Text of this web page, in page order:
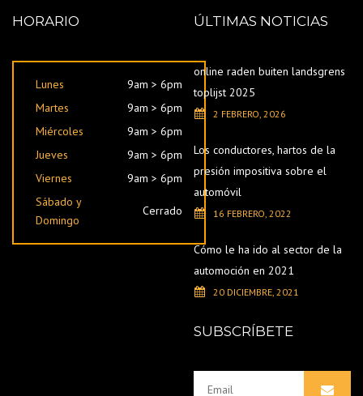
HORARIO
Lunes
9am > 6pm
Martes
9am > 6pm
Miércoles
9am > 6pm
Jueves
9am > 6pm
Viernes
9am > 6pm
Sábado y
Domingo
Cerrado
ÚLTIMAS NOTICIAS
online raden buiten landsgrens
toplijst 2025
2 FEBRERO, 2026
Los conductores, hartos de la
presión impositiva sobre el
automóvil
16 FEBRERO, 2022
Cómo le ha ido al sector de la
automoción en 2021
20 DICIEMBRE, 2021
SUBSCRÍBETE